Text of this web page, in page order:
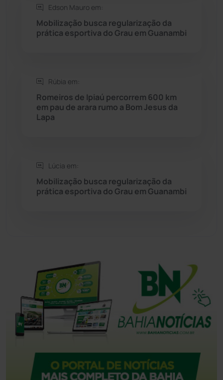
Seabra
Sebastião Laranjeiras (96)
Tanhaçu
Edson Mauro em:
Mobilização busca regularização da
prática esportiva do Grau em Guanambi
Rúbia em:
Romeiros de Ipiaú percorrem 600 km
em pau de arara rumo a Bom Jesus da
Lapa
Lúcia em:
Mobilização busca regularização da
prática esportiva do Grau em Guanambi